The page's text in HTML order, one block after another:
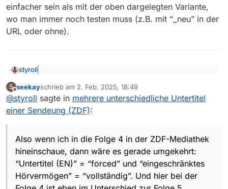
einfacher sein als mit der oben dargelegten Variante,
wo man immer noch testen muss (z.B. mit “_neu” in der
URL oder ohne).
styroll
man zwischen normalen, englischen und AD-Ton
wählen und zudem zwischen deutschen und
englischen Untertitel in jeweils 2 Fassungen
(normal und ‘eingeschränktes Hörvermögen’). Ich
‘forced’ bezeichnen.
Also wenn ich in die Folge 4 in der ZDF-Mediathek
hineinschaue, dann wäre es gerade umgekehrt:
“Untertitel (EN)” = “forced” und “eingeschränktes
ist eben im Unterschied zur Folge 5 überhaupt ein
“Untertitel (en)” aufgeführt, was deine Beobachtung
dort erklärt:
englischen Untertitel.
Eben weil es dort keine Option “Untertitel (en)” =
“forced” gibt:
S
Offline
seekayschrieb am 2. Feb. 2025, 18:49
zuletzt editiert von
@styroll sagte in mehrere unterschiedliche Untertitel
einer Sendeung (ZDF):
Also wenn ich in die Folge 4 in der ZDF-Mediathek
hineinschaue, dann wäre es gerade umgekehrt:
“Untertitel (EN)” = “forced” und “eingeschränktes
Hörvermögen” = “vollständig”. Und hier bei der